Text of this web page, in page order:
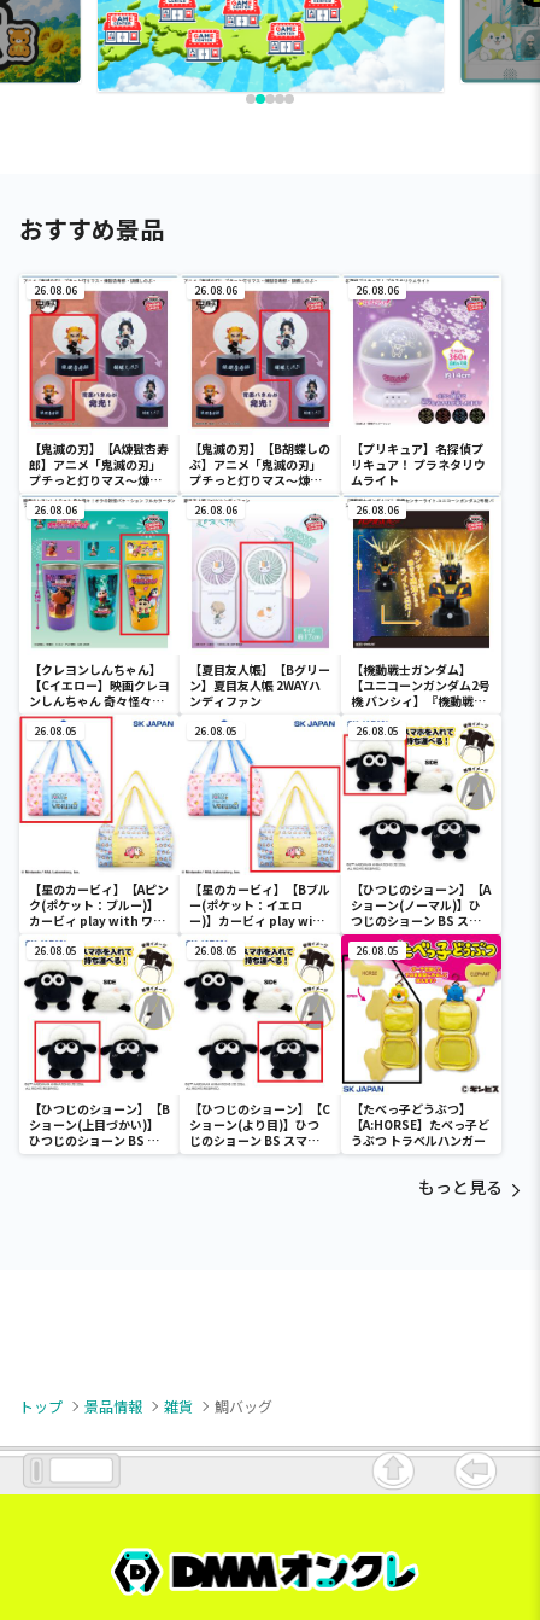
おすすめ景品
26.08.06
【鬼滅の刃】【A煉獄杏寿
郎】アニメ「鬼滅の刃」
プチっと灯りマス～煉獄
杏寿郎・胡蝶しのぶ～
26.08.06
【鬼滅の刃】【B胡蝶しの
ぶ】アニメ「鬼滅の刃」
プチっと灯りマス～煉獄
杏寿郎・胡蝶しのぶ～
26.08.06
【プリキュア】名探偵プ
リキュア！ プラネタリウ
ムライト
26.08.06
【クレヨンしんちゃん】
【Cイエロー】映画クレヨ
ンしんちゃん 奇々怪々！
オラの妖怪バケ～ション
フルカラータンブラー
26.08.06
【夏目友人帳】【Bグリー
ン】夏目友人帳 2WAYハ
ンディファン
26.08.06
【機動戦士ガンダム】
【ユニコーンガンダム2号
機 バンシィ】『機動戦士
ーライト-ユニコーンガン
ダム2号機 バンシィ（デ
ストロイモード）-
26.08.05
【星のカービィ】【Aピン
ク(ポケット：ブルー)】
カービィ play with ワド
ルディ ボストンバッグ
26.08.05
【星のカービィ】【Bブル
ー(ポケット：イエロ
ー)】カービィ play with
ワドルディ ボストンバッ
グ
26.08.05
【ひつじのショーン】【A
ショーン(ノーマル)】ひ
つじのショーン BS スマ
ホショーンルダー
26.08.05
【ひつじのショーン】【B
ショーン(上目づかい)】
ひつじのショーン BS ス
マホショーンルダー
26.08.05
【ひつじのショーン】【C
ショーン(より目)】ひつ
じのショーン BS スマホ
ショーンルダー
26.08.05
【たべっ子どうぶつ】
【A:HORSE】たべっ子ど
うぶつ トラベルハンガー
もっと見る
トップ 景品情報 雑貨 鯛バッグ